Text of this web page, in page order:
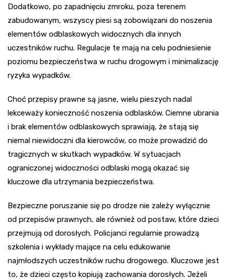
Dodatkowo, po zapadnięciu zmroku, poza terenem
zabudowanym, wszyscy piesi są zobowiązani do noszenia
elementów odblaskowych widocznych dla innych
uczestników ruchu. Regulacje te mają na celu podniesienie
poziomu bezpieczeństwa w ruchu drogowym i minimalizację
ryzyka wypadków.
Choć przepisy prawne są jasne, wielu pieszych nadal
lekceważy konieczność noszenia odblasków. Ciemne ubrania
i brak elementów odblaskowych sprawiają, że stają się
niemal niewidoczni dla kierowców, co może prowadzić do
tragicznych w skutkach wypadków. W sytuacjach
ograniczonej widoczności odblaski mogą okazać się
kluczowe dla utrzymania bezpieczeństwa.
Bezpieczne poruszanie się po drodze nie zależy wyłącznie
od przepisów prawnych, ale również od postaw, które dzieci
przejmują od dorosłych. Policjanci regularnie prowadzą
szkolenia i wykłady mające na celu edukowanie
najmłodszych uczestników ruchu drogowego. Kluczowe jest
to, że dzieci często kopiują zachowania dorosłych. Jeżeli